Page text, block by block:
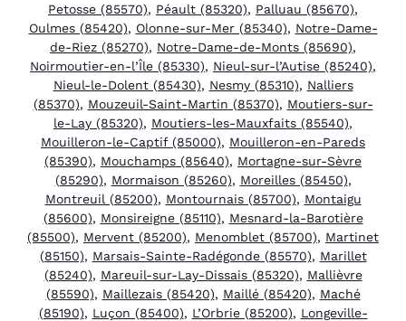
Petosse (85570), Péault (85320), Palluau (85670),
Oulmes (85420), Olonne-sur-Mer (85340), Notre-Dame-
de-Riez (85270), Notre-Dame-de-Monts (85690),
Noirmoutier-en-l’Île (85330), Nieul-sur-l’Autise (85240),
Nieul-le-Dolent (85430), Nesmy (85310), Nalliers
(85370), Mouzeuil-Saint-Martin (85370), Moutiers-sur-
le-Lay (85320), Moutiers-les-Mauxfaits (85540),
Mouilleron-le-Captif (85000), Mouilleron-en-Pareds
(85390), Mouchamps (85640), Mortagne-sur-Sèvre
(85290), Mormaison (85260), Moreilles (85450),
Montreuil (85200), Montournais (85700), Montaigu
(85600), Monsireigne (85110), Mesnard-la-Barotière
(85500), Mervent (85200), Menomblet (85700), Martinet
(85150), Marsais-Sainte-Radégonde (85570), Marillet
(85240), Mareuil-sur-Lay-Dissais (85320), Mallièvre
(85590), Maillezais (85420), Maillé (85420), Maché
(85190), Luçon (85400), L’Orbrie (85200), Longeville-